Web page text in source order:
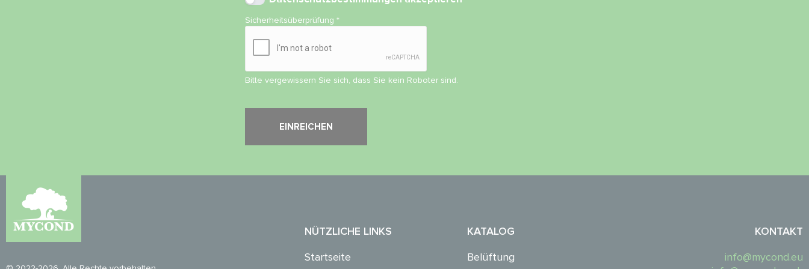
Sicherheitsüberprüfung*
Bitte vergewissern Sie sich, dass Sie kein Roboter sind.
NÜTZLICHE LINKS
Startseite
KATALOG
Belüftung
KONTAKT
info@mycond.eu